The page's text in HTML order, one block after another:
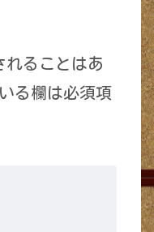
れることはあ
る欄は必須項